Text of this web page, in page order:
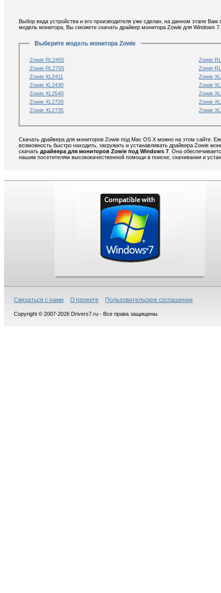
Выбор вида устройства и его производителя уже сделан, на данном этапе
модель монитора, Вы сможете скачать драйвер монитора Zowie для Windows 7.
Выберите модель монитора Zowie
Zowie RL2455
Zowie
Zowie RL2755
Zowie
Zowie XL2411
Zowie
Zowie XL2430
Zowie
Zowie XL2540
Zowie
Zowie XL2720
Zowie
Zowie XL2735
Zowie
Скачать драйвера для мониторов Zowie под Mac OS X можно на этом сайте.
возможность быстро находить, загружать и устанавливать драйвера Zowie
скачать драйвера для мониторов Zowie под Windows 7 . Она
нашим посетителям высококачественной помощи в поиске, скачивании и
Связаться с нами О проекте Пользовательское соглашение
Copyright © 2007-2026 Drivers7.ru - Все права защищены.